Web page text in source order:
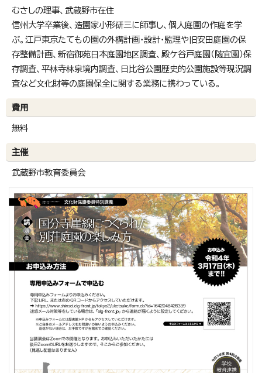
むさしの理事、武蔵野市在住
信州大学卒業後、造園家小形研三に師事し、個人庭園の作庭を学
ぶ。江戸東京たてもの園の外構計画・設計・監理や旧安田庭園の保
存整備計画、新宿御苑日本庭園地区調査、殿ケ谷戸庭園（随宜園）保
存調査、平林寺林泉境内調査、日比谷公園歴史的公園施設等現況調
査など文化財等の庭園保全に関する業務に携わっている。
費用
無料
主催
武蔵野市教育委員会